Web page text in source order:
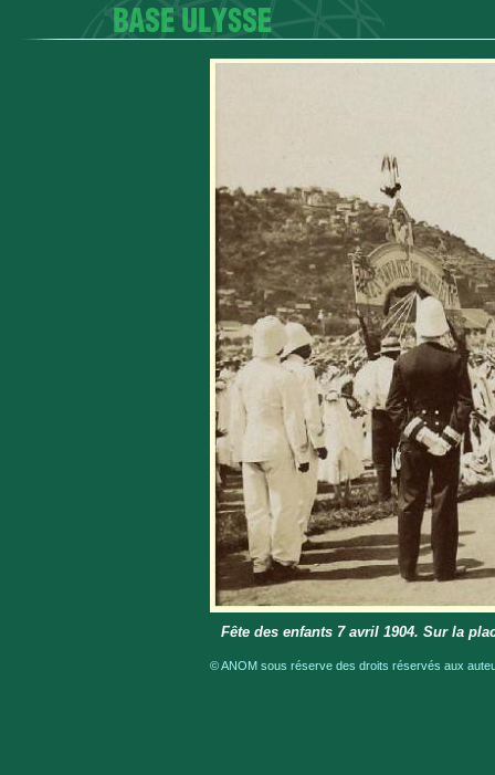
Fête des enfants 7 avril 1904. Sur la
© ANOM sous réserve des droits réservés aux